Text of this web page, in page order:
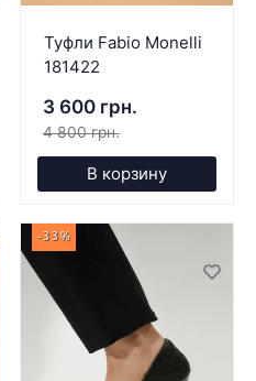
Туфли Fabio Monelli
181422
3 600 грн.
4 800 грн.
В корзину
-33%